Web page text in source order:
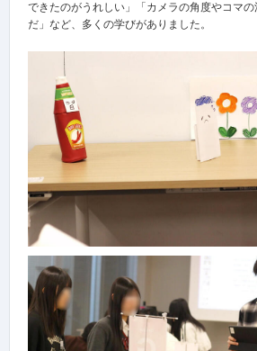
できたのがうれしい」「カメラの角度やコマ
だ」など、多くの学びがありました。